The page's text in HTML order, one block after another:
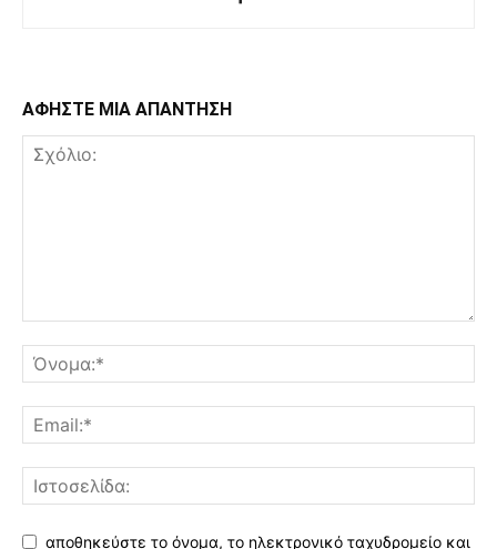
ΑΦΗΣΤΕ ΜΙΑ ΑΠΑΝΤΗΣΗ
αποθηκεύστε το όνομα, το ηλεκτρονικό ταχυδρομείο και